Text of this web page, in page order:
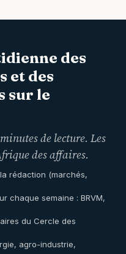
des
et des
sur le
de lecture. Les
des affaires.
rédaction (marchés,
chaque semaine : BRVM,
du Cercle des
agro-industrie,